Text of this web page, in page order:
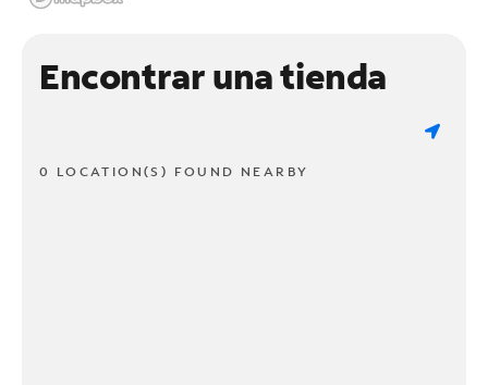
Encontrar una tienda
0 LOCATION(S) FOUND NEARBY